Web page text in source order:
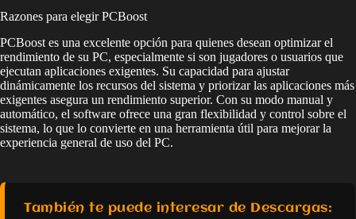
Razones para elegir PCBoost
PCBoost es una excelente opción para quienes desean optimizar el
rendimiento de su PC, especialmente si son jugadores o usuarios que
ejecutan aplicaciones exigentes. Su capacidad para ajustar
dinámicamente los recursos del sistema y priorizar las aplicaciones más
exigentes asegura un rendimiento superior. Con su modo manual y
automático, el software ofrece una gran flexibilidad y control sobre el
sistema, lo que lo convierte en una herramienta útil para mejorar la
experiencia general de uso del PC.
También te puede interesar de Descargas: